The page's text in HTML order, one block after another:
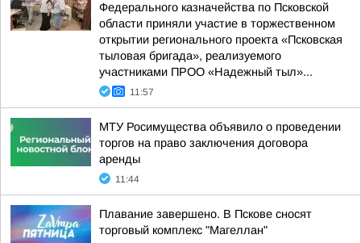
Федерального казначейства по Псковской
области приняли участие в торжественном
открытии регионального проекта «Псковская
тыловая бригада», реализуемого
участниками ПРОО «Надежный тыл»...
11:57
МТУ Росимущества объявило о проведении
торгов на право заключения договора
аренды
11:44
Плавание завершено. В Пскове сносят
торговый комплекс "Магеллан"